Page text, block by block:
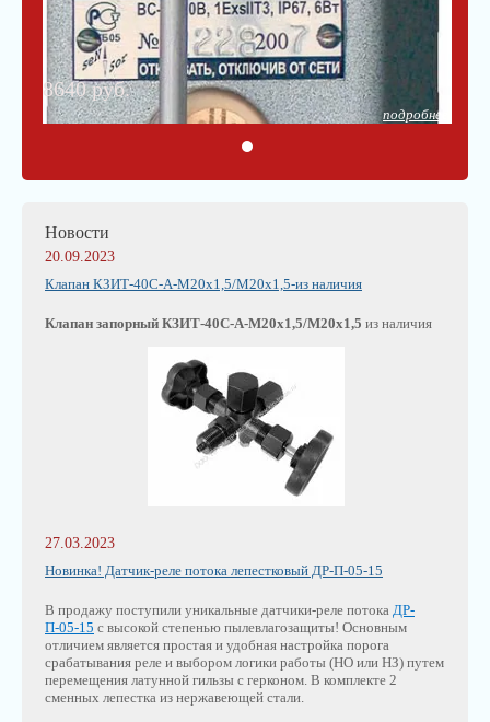
8640 руб.
подробнее
Новости
20.09.2023
Клапан КЗИТ-40С-А-М20х1,5/М20х1,5-из наличия
Клапан запорный КЗИТ-40С-А-М20х1,5/М20х1,5 из наличия
27.03.2023
Новинка! Датчик-реле потока лепестковый ДР-П-05-15
В продажу поступили уникальные датчики-реле потока ДР-
П-05-15 с высокой степенью пылевлагозащиты! Основным
отличием является простая и удобная настройка порога
срабатывания реле и выбором логики работы (НО или НЗ) путем
перемещения латунной гильзы с герконом. В комплекте 2
сменных лепестка из нержавеющей стали.